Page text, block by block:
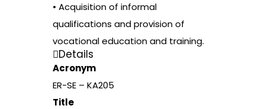
• Acquisition of informal
qualifications and provision of
vocational education and training.
Details
Acronym
ER-SE – KA205
Title